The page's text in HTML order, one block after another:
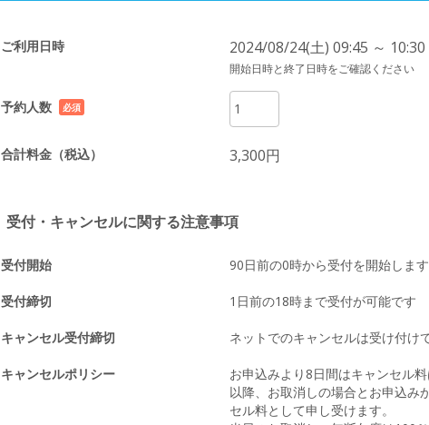
ご利用日時 2024/08/24(土) 09:45 ～ 10:30
開始日時と終了日時をご確認ください
予約人数
必須
合計料金（税込） 3,300円
受付・キャンセルに関する注意事項
受付開始 90日前の0時から受付を開始します
受付締切 1日前の18時まで受付が可能です
キャンセル受付締切 ネットでのキャンセルは受け付け
キャンセルポリシー
お申込みより8日間はキャンセル料
以降、お取消しの場合とお申込み
セル料として申し受けます。